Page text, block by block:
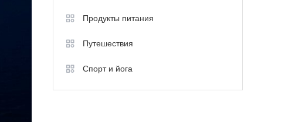
Продукты питания
Путешествия
Спорт и йога